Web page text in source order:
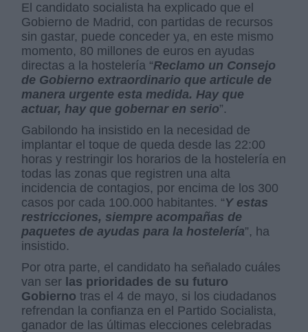
El candidato socialista ha explicado que el
Gobierno de Madrid, con partidas de recursos
sin gastar, puede conceder ya, en este mismo
momento, 80 millones de euros en ayudas
directas a la hostelería “Reclamo un Consejo
de Gobierno extraordinario que articule de
manera urgente esta medida. Hay que
actuar, hay que gobernar en serio”.
Gabilondo ha insistido en la necesidad de
implantar el toque de queda desde las 22:00
horas y restringir los horarios de la hostelería en
todas las zonas que registren una alta
incidencia de contagios, por encima de los 300
casos por cada 100.000 habitantes. “Y estas
restricciones, siempre acompañas de
paquetes de ayudas para la hostelería”, ha
insistido.
Por otra parte, el candidato ha señalado cuáles
van ser las prioridades de su futuro
Gobierno tras el 4 de mayo, si los ciudadanos
refrendan la confianza en el Partido Socialista,
ganador de las últimas elecciones celebradas